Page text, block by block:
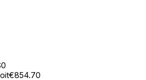
€854.70